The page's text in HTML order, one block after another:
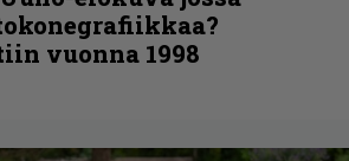
vuonna 1998